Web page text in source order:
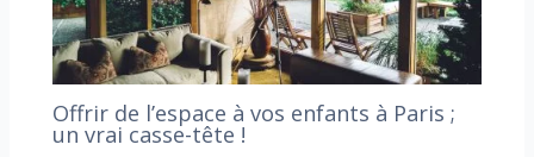
Offrir de l’espace à vos enfants à Paris ;
un vrai casse-tête !